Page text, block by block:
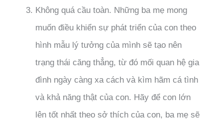
Không quá cầu toàn. Những ba mẹ mong
muốn điều khiển sự phát triển của con theo
hình mẫu lý tưởng của mình sẽ tạo nên
trạng thái căng thẳng, từ đó mối quan hệ gia
đình ngày càng xa cách và kìm hãm cá tình
và khả năng thật của con. Hãy để con lớn
lên tốt nhất theo sở thích của con, ba mẹ sẽ